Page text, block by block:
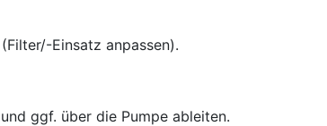
Einsatz anpassen).
ggf. über die Pumpe ableiten.